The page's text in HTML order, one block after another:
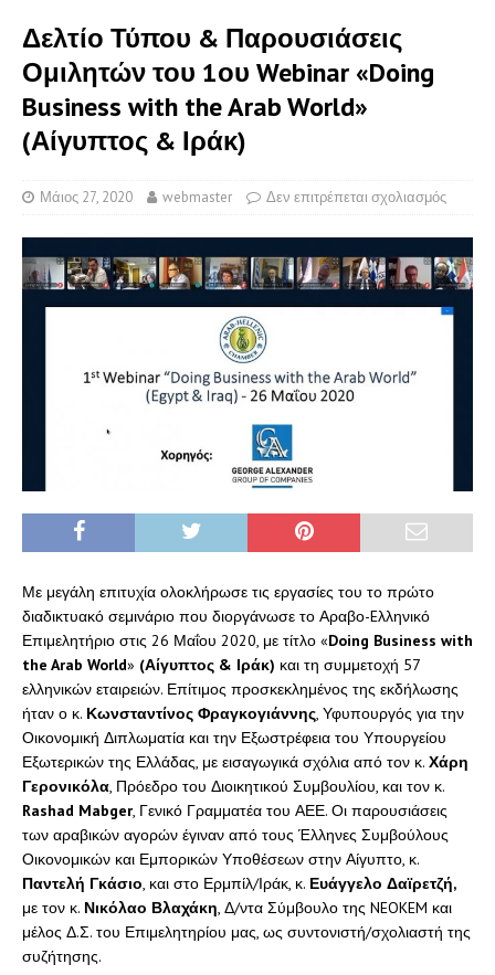
Δελτίο Τύπου & Παρουσιάσεις
Ομιλητών του 1ου Webinar «Doing
Business with the Arab World»
(Αίγυπτος & Ιράκ)
Μάιος 27, 2020 webmaster Δεν επιτρέπεται σχολιασμός
Με μεγάλη επιτυχία ολοκλήρωσε τις εργασίες του το πρώτο
διαδικτυακό σεμινάριο που διοργάνωσε το Αραβο-Eλληνικό
Επιμελητήριο στις 26 Μαΐου 2020, με τίτλο «Doing Business with
the Arab World» (Αίγυπτος & Ιράκ) και τη συμμετοχή 57
ελληνικών εταιρειών. Επίτιμος προσκεκλημένος της εκδήλωσης
ήταν ο κ. Κωνσταντίνος Φραγκογιάννης , Υφυπουργός για την
Οικονομική Διπλωματία και την Εξωστρέφεια του Υπουργείου
Εξωτερικών της Ελλάδας, με εισαγωγικά σχόλια από τον κ. Χάρη
Γερονικόλα , Πρόεδρο του Διοικητικού Συμβουλίου, και τον κ.
Rashad Mabger , Γενικό Γραμματέα του ΑΕΕ. Οι παρουσιάσεις
των αραβικών αγορών έγιναν από τους Έλληνες Συμβούλους
Οικονομικών και Εμπορικών Υποθέσεων στην Αίγυπτο, κ.
Παντελή Γκάσιο , και στο Ερμπίλ/Ιράκ, κ. Ευάγγελο Δαϊρετζή,
με τον κ. Νικόλαο Βλαχάκη , Δ/ντα Σύμβουλο της NEOKEM και
μέλος Δ.Σ. του Επιμελητηρίου μας, ως συντονιστή/σχολιαστή της
συζήτησης.